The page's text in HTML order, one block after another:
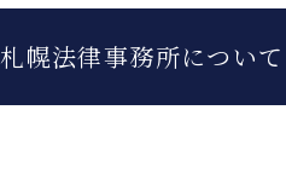
札幌法律事務所について